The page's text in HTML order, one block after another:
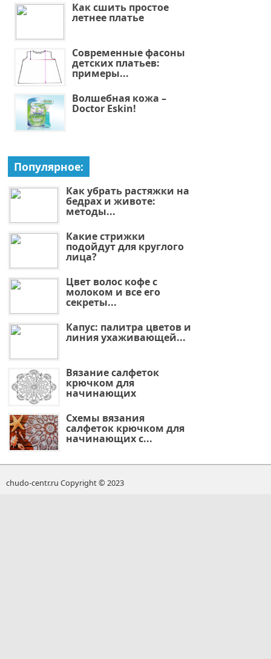
Как сшить простое
летнее платье
Современные фасоны
детских платьев:
примеры...
Волшебная кожа –
Doctor Eskin!
Популярное:
Как убрать растяжки на
бедрах и животе:
методы...
Какие стрижки
подойдут для круглого
лица?
Цвет волос кофе с
молоком и все его
секреты...
Капус: палитра цветов и
линия ухаживающей...
Вязание салфеток
крючком для
начинающих
Схемы вязания
салфеток крючком для
начинающих с...
chudo-centr.ru Copyright © 2023